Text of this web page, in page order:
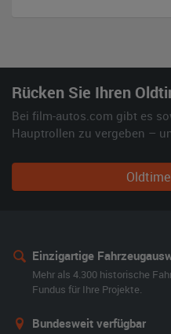
Rücken Sie Ihren
Bei film-autos.com gibt es
Hauptrollen zu vergeben –
Einzigartige
Mehr als 4.300 historische
Fundus für Ihre Projekte.
Bundesweit verfügbar